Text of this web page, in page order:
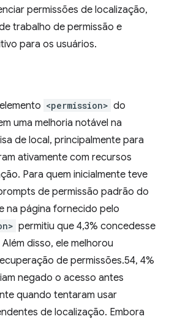
permissões de localização,
trabalho de permissão e
para os usuários.
<permission> do
uma melhoria notável na
de local, principalmente para
ativamente com recursos
Para quem inicialmente teve
de permissão padrão do
na página fornecido pelo
permitiu que 4,3% concedesse
disso, ele melhorou
de permissões.54, 4%
negado o acesso antes
quando tentaram usar
de localização. Embora